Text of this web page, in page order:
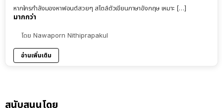
หากใครกำลังมองหาฟอนต์สวยๆ สไตล์ตัวเขียนภาษาอังกฤษ เหมาะ […]
มากกว่า
โดย Nawaporn Nithiprapakul
อ่านเพิ่มเติม
สนับสนุนโดย